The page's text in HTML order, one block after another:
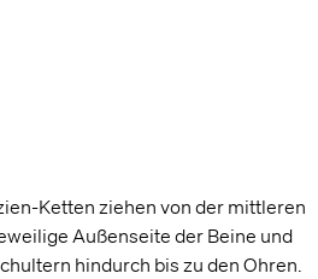
Ketten ziehen von der mittleren
Außenseite der Beine und
hindurch bis zu den Ohren.